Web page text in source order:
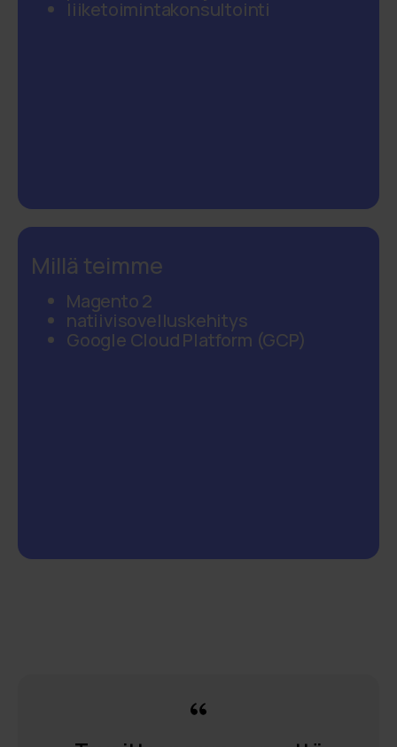
liiketoimintakonsultointi
Millä teimme
Magento 2
natiivisovelluskehitys
Google Cloud Platform (GCP)